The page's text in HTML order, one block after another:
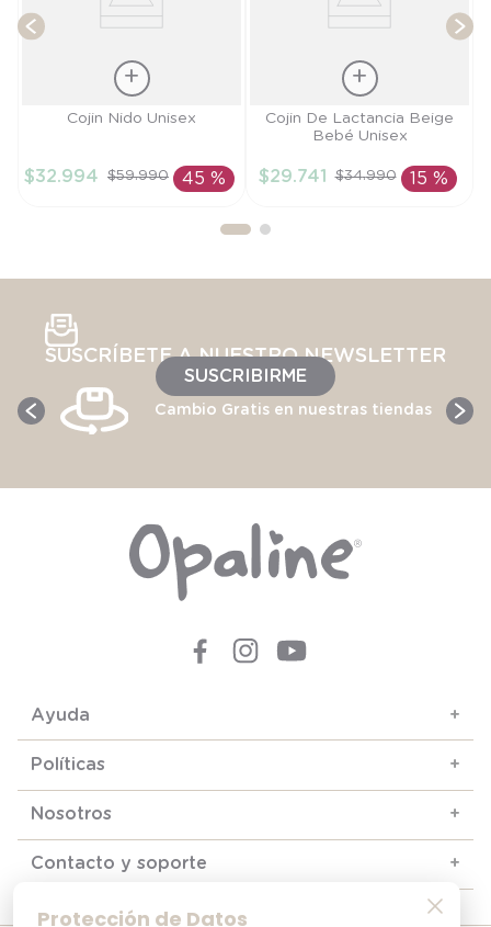
Protección de Datos
AÑADIR AL
Cojin Nido Unisex
$32.994 $59.990 45 %
Talla
AÑADIR AL
Cojin De Lactancia Beige
Bebé Unisex
$29.741 $34.990 15 %
SUSCRÍBETE A NUESTRO NEWSLETTER
SUSCRIBIRME
Cambio Gratis en nuestras tiendas
Ayuda +
Políticas +
Nosotros +
Contacto y soporte +